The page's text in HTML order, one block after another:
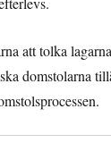
att tolka
domstolarna